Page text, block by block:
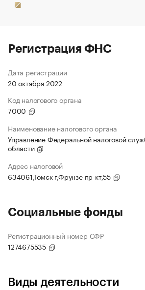
Регистрация ФНС
Дата регистрации
20 октября 2022
Код налогового органа
7000
Наименование налогового органа
Управление Федеральной налоговой
области
Адрес налоговой
634061,Томск г,Фрунзе пр-кт,55
Социальные фонды
Регистрационный номер СФР
1274675535
Виды деятельности